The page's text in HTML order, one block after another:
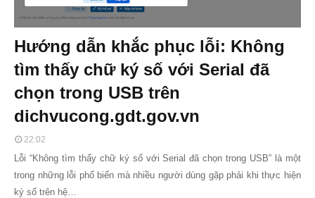
Hướng dẫn khắc phục lỗi: Không
tìm thấy chữ ký số với Serial đã
chọn trong USB trên
dichvucong.gdt.gov.vn
22:02
Lỗi “Không tìm thấy chữ ký số với Serial đã chọn trong USB” là một
trong những lỗi phổ biến mà nhiều người dùng gặp phải khi thực hiện
ký số trên hệ…